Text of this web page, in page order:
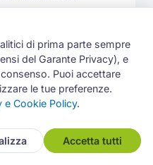
leggermente
vaschetta,
senza
esaurita a
di prima parte sempre
del Garante Privacy), e
Puoi accettare
le tue preferenze.
e Cookie Policy.
Accetta tutti